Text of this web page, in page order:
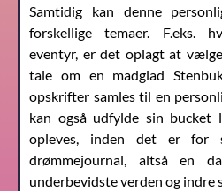
Samtidig kan denne
forskellige temaer. F.eks.
eventyr, er det oplagt at
tale om en madglad
opskrifter samles til en
kan også udfylde sin bucket
opleves, inden det er
drømmejournal, altså en
underbevidste verden og indre